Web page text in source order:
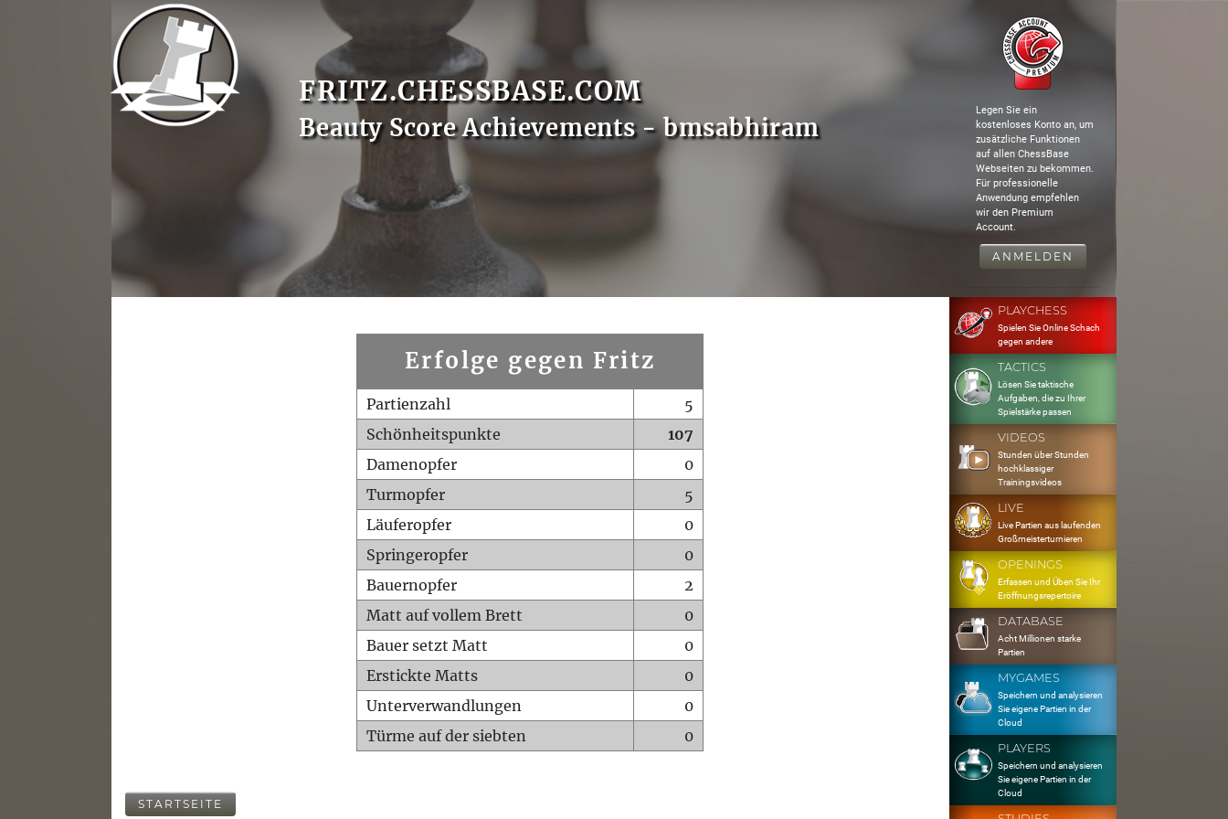
FRITZ.CHESSBASE.COM
Beauty Score Achievements - bmsabhiram
Legen Sie ein
kostenloses Konto an, um
zusätzliche Funktionen
auf allen ChessBase
Webseiten zu bekommen.
Für professionelle
Anwendung empfehlen
wir den Premium
Account.
ANMELDEN
Erfolge gegen Fritz
Partienzahl
5
Schönheitspunkte
107
Damenopfer
0
Turmopfer
5
Läuferopfer
0
Springeropfer
0
Bauernopfer
2
Matt auf vollem Brett
0
Bauer setzt Matt
0
Erstickte Matts
0
Unterverwandlungen
0
Türme auf der siebten
0
STARTSEITE
PLAYCHESS
Spielen Sie Online Schach
gegen andere
TACTICS
Lösen Sie taktische
Aufgaben, die zu Ihrer
Spielstärke passen
VIDEOS
Stunden über Stunden
hochklassiger
Trainingsvideos
LIVE
Live Partien aus laufenden
Großmeisterturnieren
OPENINGS
Erfassen und Üben Sie Ihr
Eröffnungsrepertoire
DATABASE
Acht Millionen starke
Partien
MYGAMES
Speichern und analysieren
Sie eigene Partien in der
Cloud
PLAYERS
Speichern und analysieren
Sie eigene Partien in der
Cloud